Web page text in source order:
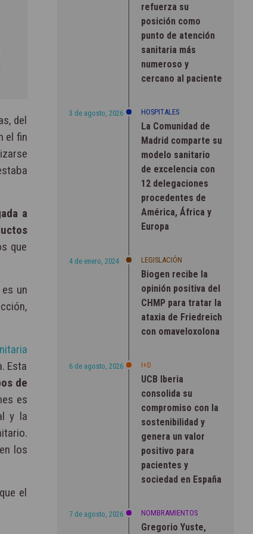
del
el fin
a
que
es un
Esta
de
es
y la
los
el
refuerza su
posición como
punto de atención
sanitaria más
numeroso y
cercano al paciente
3 de agosto, 2026 HOSPITALES
La Comunidad de
Madrid comparte su
modelo sanitario
de excelencia con
12 delegaciones
procedentes de
América, África y
Europa
4 de enero, 2024 LEGISLACIÓN
Biogen recibe la
opinión positiva del
CHMP para tratar la
ataxia de Friedreich
con omaveloxolona
6 de agosto, 2026 I+D
UCB Iberia
consolida su
compromiso con la
sostenibilidad y
genera un valor
positivo para
pacientes y
sociedad en España
7 de agosto, 2026 NOMBRAMIENTOS
Gregorio Yuste,